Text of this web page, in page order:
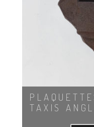
TAXIS